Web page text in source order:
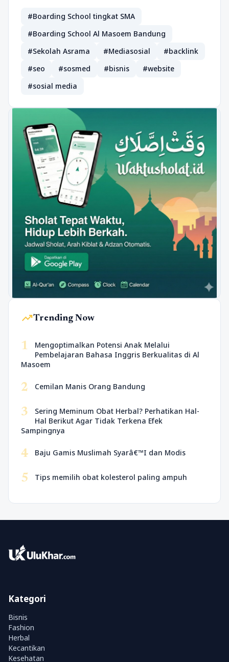
#Boarding School tingkat SMA
#Boarding School Al Masoem Bandung
#Sekolah Asrama
#Mediasosial
#backlink
#seo
#sosmed #bisnis
#website
#sosial media
trending_upTrending Now
1
Mengoptimalkan Potensi Anak Melalui
Pembelajaran Bahasa Inggris Berkualitas di Al
Masoem
2 Cemilan Manis Orang Bandung
3
Sering Meminum Obat Herbal? Perhatikan Hal-
Hal Berikut Agar Tidak Terkena Efek
Sampingnya
4 Baju Gamis Muslimah Syarâ€™I dan Modis
5 Tips memilih obat kolesterol paling ampuh
Kategori
Bisnis
Fashion
Herbal
Kecantikan
Kesehatan